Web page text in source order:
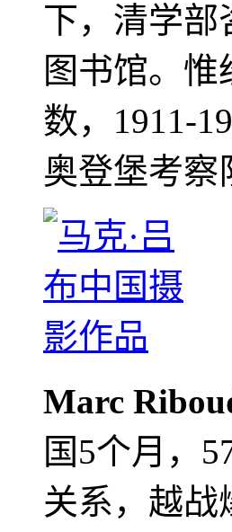
下，清学部
图书馆。
数，1911-
奥登堡考察
Marc
国5个月，
关系，越战